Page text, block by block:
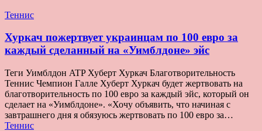
Теннис
Хуркач пожертвует украинцам по 100 евро за
каждый сделанный на «Уимблдоне» эйс
Теги Уимблдон ATP Хуберт Хуркач Благотворительность
Теннис Чемпион Галле Хуберт Хуркач будет жертвовать на
благотворительность по 100 евро за каждый эйс, который он
сделает на «Уимблдоне». «Хочу объявить, что начиная с
завтрашнего дня я обязуюсь жертвовать по 100 евро за…
Теннис